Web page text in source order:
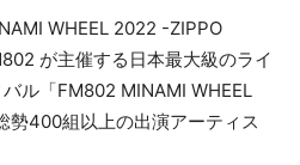
WHEEL 2022 -ZIPPO
が主催する日本最大級のライ
ル「FM802 MINAMI WHEEL
勢400組以上の出演アーティス